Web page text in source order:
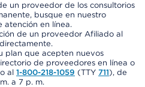
un proveedor de los consultorios
busque en nuestro
atención en línea.
de un proveedor Afiliado al
plan que acepten nuevos
de proveedores en línea o
o al 1-800-218-1059 (TTY 711), de
a 7 p. m.